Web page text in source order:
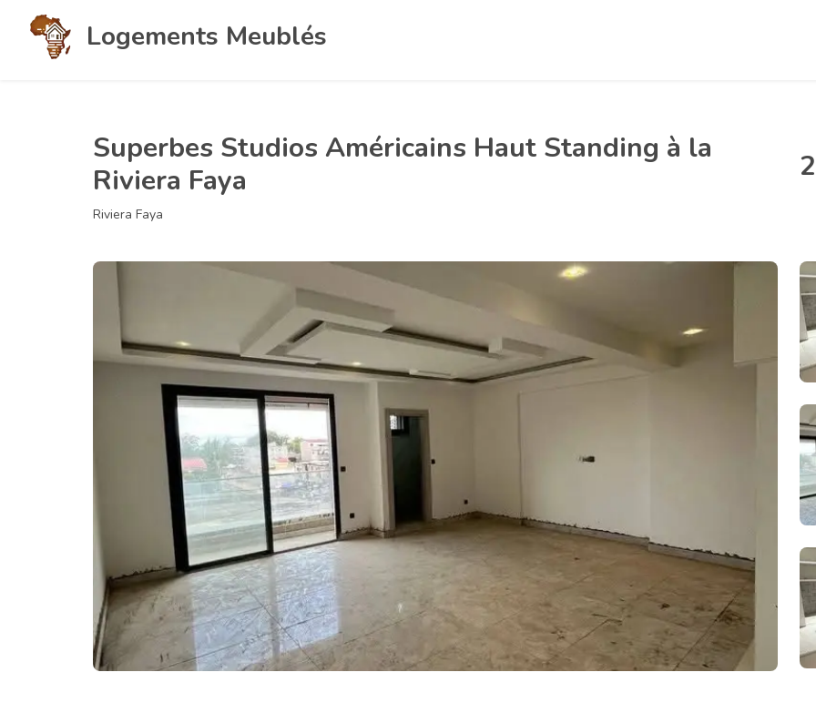
Logements Meublés
Superbes Studios Américains Haut Standing à la
Riviera Faya
Riviera Faya